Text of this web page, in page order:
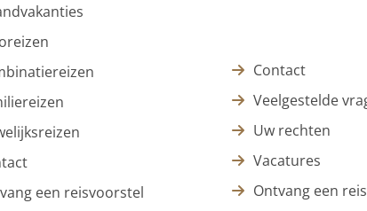
een reisvoorstel
Contact
Veelgestelde
Uw rechten
Vacatures
Ontvang een